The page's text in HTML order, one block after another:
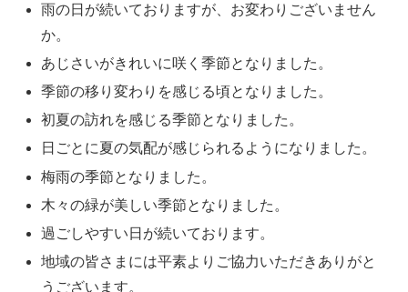
雨の日が続いておりますが、お変わりございません
か。
あじさいがきれいに咲く季節となりました。
季節の移り変わりを感じる頃となりました。
初夏の訪れを感じる季節となりました。
日ごとに夏の気配が感じられるようになりました。
梅雨の季節となりました。
木々の緑が美しい季節となりました。
過ごしやすい日が続いております。
地域の皆さまには平素よりご協力いただきありがと
うございます。